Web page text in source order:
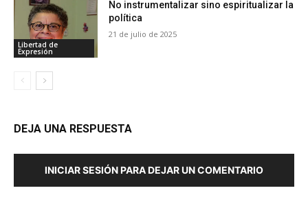
Libertad de
Expresión
No instrumentalizar sino espiritualizar la
política
21 de julio de 2025
DEJA UNA RESPUESTA
INICIAR SESIÓN PARA DEJAR UN COMENTARIO